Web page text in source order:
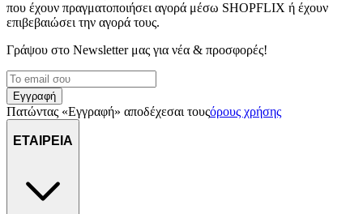
διαφημίσεις και περιεχόμενο, την καλύτερη εικόνα του κοινού
μας και την ανάπτυξη προϊόντων. Επίσης, κοινοποιούμε
πληροφορίες σχετικά με την από μέρους σας χρήση της
δικτύωσης, διαφημίσεων και ανάλυσης.
που έχουν πραγματοποιήσει αγορά μέσω SHOPFLIX ή έχουν
επιβεβαιώσει την αγορά τους.
Γράψου στο Νewsletter μας για νέα & προσφορές!
Εγγραφή
Πατώντας «Εγγραφή» αποδέχεσαι τουςόρους χρήσης
ΕΤΑΙΡΕΙΑ